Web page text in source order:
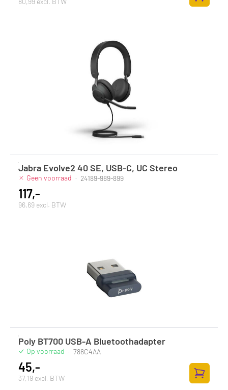
Jabra Evolve2 40 SE, USB-C, UC Stereo
Geen voorraad · 24189-989-899
117,-
96,69 excl. BTW
Poly BT700 USB-A Bluetoothadapter
Op voorraad · 786C4AA
45,-
37,19 excl. BTW